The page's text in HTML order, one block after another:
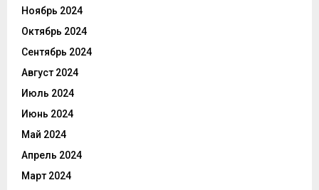
Ноябрь 2024
Октябрь 2024
Сентябрь 2024
Август 2024
Июль 2024
Июнь 2024
Май 2024
Апрель 2024
Март 2024